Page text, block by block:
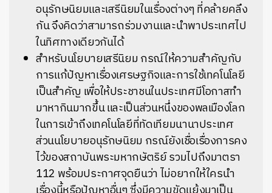
อนุรักษนิยมและเสรีนิยมในเรื่องต่างๆ ที่คล้ายคลึง
กัน จึงคิดว่าสามารถร่วมงานและนำพาประเทศไป
ในทิศทางเดียวกันได้
สำหรับนโยบายเสรีนิยม กรณ์ให้ความสำคัญกับ
การแก้ปัญหาเรื่องเศรษฐกิจและการใช้เทคโนโลยี
เป็นสำคัญ เพื่อให้ประชาชนในประเทศมีโอกาสทำ
มาหากินมากขึ้น และเป็นส่วนหนึ่งของพลเมืองโลก
ในการเข้าถึงเทคโนโลยีที่ทัดเทียมนานาประเทศ
ส่วนนโยบายอนุรักษนิยม กรณ์ยังเชื่อเรื่องการคง
ไว้ของสถาบันพระมหากษัตริย์ รวมไปถึงมาตรา
112 พร้อมประกาศจุดยืนว่า ไม่อยากให้ใครนำ